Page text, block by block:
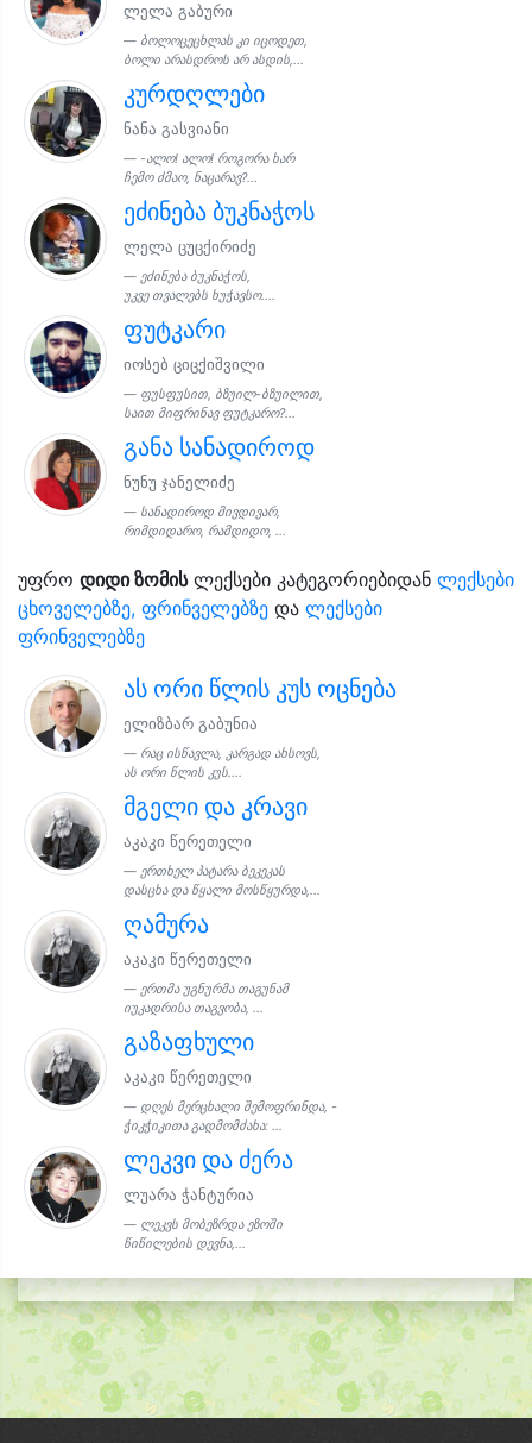
ლელა გაბური
ბოლოცეცხლას კი იცოდეთ,
ბოლი არასდროს არ ასდის,...
კურდღლები
ნანა გასვიანი
-ალო! ალო! როგორა ხარ
ჩემო ძმაო, ნაცარავ?...
ეძინება ბუკნაჭოს
ლელა ცუცქირიძე
ეძინება ბუკნაჭოს,
უკვე თვალებს ხუჭავსო....
ფუტკარი
იოსებ ციცქიშვილი
ფუსფუსით, ბზუილ-ბზუილით,
საით მიფრინავ ფუტკარო?...
განა სანადიროდ
ნუნუ ჯანელიძე
სანადიროდ მივდივარ,
რიმდიდარო, რამდიდო, ...
უფრო დიდი ზომისლექსები კატეგორიებიდან ლექსები
ცხოველებზე, ფრინველებზე და ლექსები
ფრინველებზე
ას ორი წლის კუს ოცნება
ელიზბარ გაბუნია
რაც ისწავლა, კარგად ახსოვს,
ას ორი წლის კუს....
მგელი და კრავი
აკაკი წერეთელი
ერთხელ პატარა ბეკეკას
დასცხა და წყალი მოსწყურდა,...
ღამურა
აკაკი წერეთელი
ერთმა უგნურმა თაგუნამ
იუკადრისა თაგვობა, ...
გაზაფხული
აკაკი წერეთელი
დღეს მერცხალი შემოფრინდა, -
ჭიკჭიკითა გადმომძახა: ...
ლეკვი და ძერა
ლუარა ჭანტურია
ლეკვს მობეზრდა ეზოში
წიწილების დევნა,...